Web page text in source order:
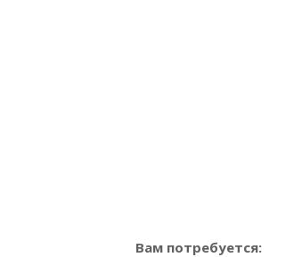
Вам потребуется: